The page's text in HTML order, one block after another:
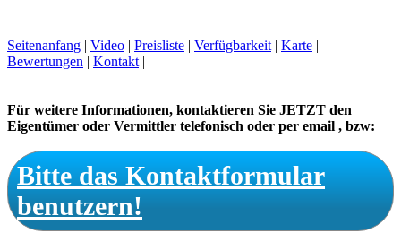
Seitenanfang | Video | Preisliste | Verfügbarkeit | Karte |
Bewertungen | Kontakt |
Für weitere Informationen, kontaktieren Sie JETZT den
Eigentümer oder Vermittler telefonisch oder per email , bzw:
Bitte das Kontaktformular
benutzern!